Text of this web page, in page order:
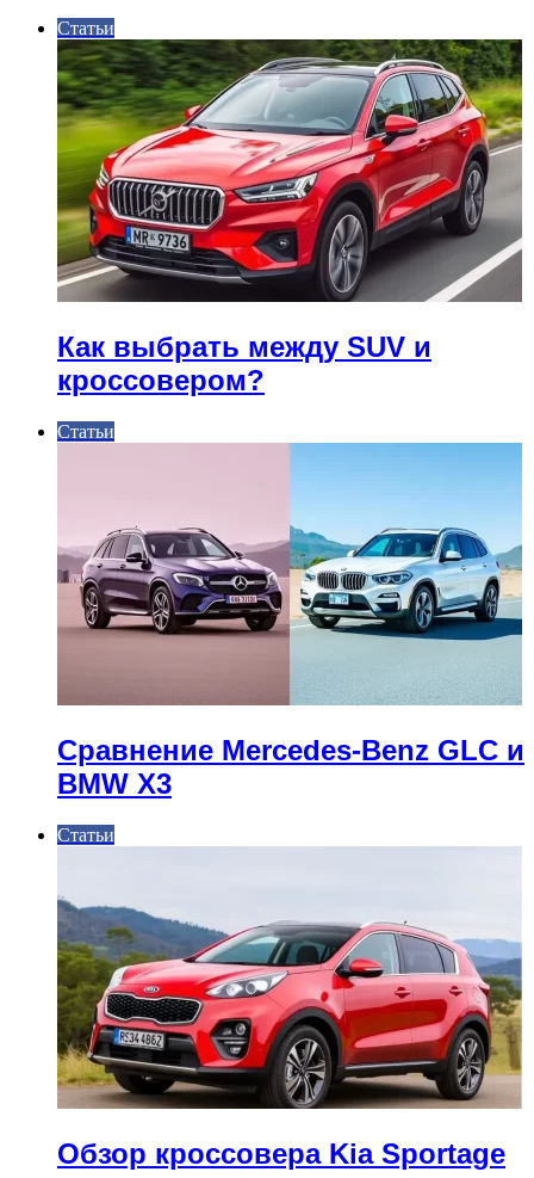
Статьи
Как выбрать между SUV и
кроссовером?
Статьи
Сравнение Mercedes-Benz GLC и
BMW X3
Статьи
Обзор кроссовера Kia Sportage